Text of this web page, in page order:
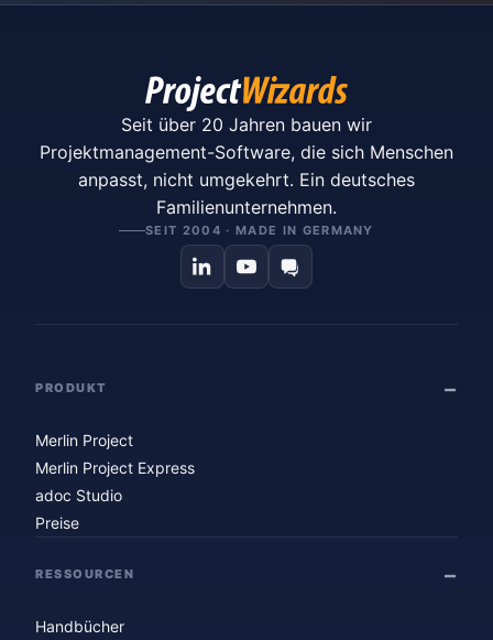
Seit über 20 Jahren bauen wir
Projektmanagement-Software, die sich Menschen
anpasst, nicht umgekehrt. Ein deutsches
Familienunternehmen.
SEIT 2004 · MADE IN GERMANY
PRODUKT
Merlin Project
Merlin Project Express
adoc Studio
Preise
RESSOURCEN
Handbücher